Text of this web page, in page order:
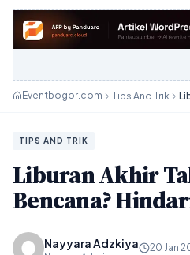
Eventbogor.com Tips And Trik
TIPS AND TRIK
Liburan Akhir
Bencana?
Nayyara Adzkiya 20 Jan